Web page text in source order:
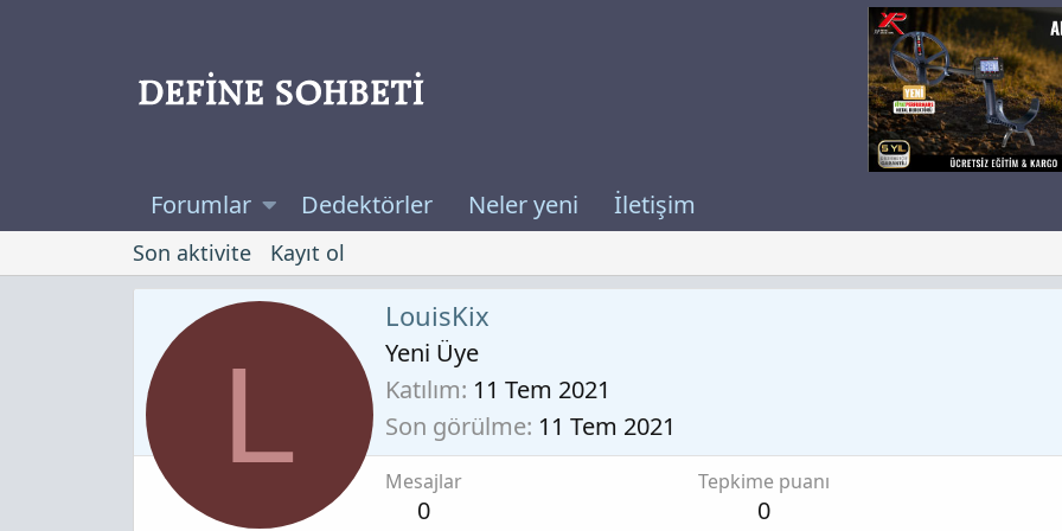
Forumlar Dedektörler Neler yeni İletişim
Son aktivite Kayıt ol
L
LouisKix
Yeni Üye
Katılım 11 Tem 2021
Son görülme 11 Tem 2021
Mesajlar
0
Tepkime puanı
0